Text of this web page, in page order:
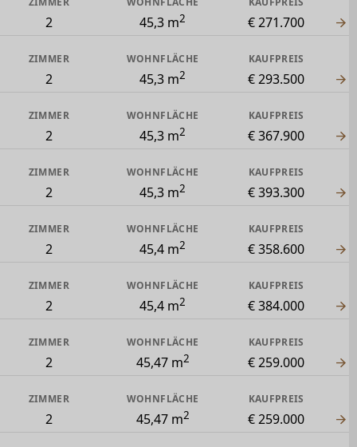
2 45,3 m2 € 271.700
ZIMMER
2
WOHNFLÄCHE
45,3 m2
KAUFPREIS
€ 293.500
ZIMMER
2
WOHNFLÄCHE
45,3 m2
KAUFPREIS
€ 367.900
ZIMMER
2
WOHNFLÄCHE
45,3 m2
KAUFPREIS
€ 393.300
ZIMMER
2
WOHNFLÄCHE
45,4 m2
KAUFPREIS
€ 358.600
ZIMMER
2
WOHNFLÄCHE
45,4 m2
KAUFPREIS
€ 384.000
ZIMMER
2
WOHNFLÄCHE
45,47 m2
KAUFPREIS
€ 259.000
ZIMMER
2
WOHNFLÄCHE
45,47 m2
KAUFPREIS
€ 259.000